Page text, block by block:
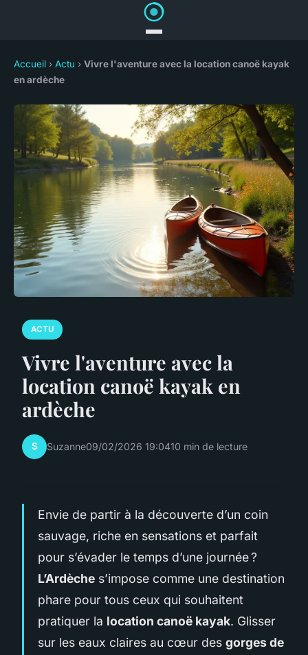
Accueil › Actu › Vivre l'aventure avec la location canoë kayak
en ardèche
ACTU
Vivre l'aventure avec la
location canoë kayak en
ardèche
S Suzanne09/02/2026 19:0410 min de lecture
Envie de partir à la découverte d’un coin
sauvage, riche en sensations et parfait
pour s’évader le temps d’une journée ?
L’Ardèche s’impose comme une destination
phare pour tous ceux qui souhaitent
pratiquer la location canoë kayak. Glisser
sur les eaux claires au cœur des gorges de